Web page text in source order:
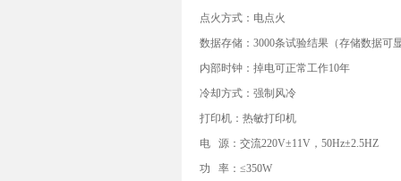
点火方式：电点火
数据存储：3000条试验结果（存储数据可
内部时钟：掉电可正常工作10年
冷却方式：强制风冷
打印机：热敏打印机
电 源：交流220V±11V，50Hz±2.5HZ
功 率：≤350W